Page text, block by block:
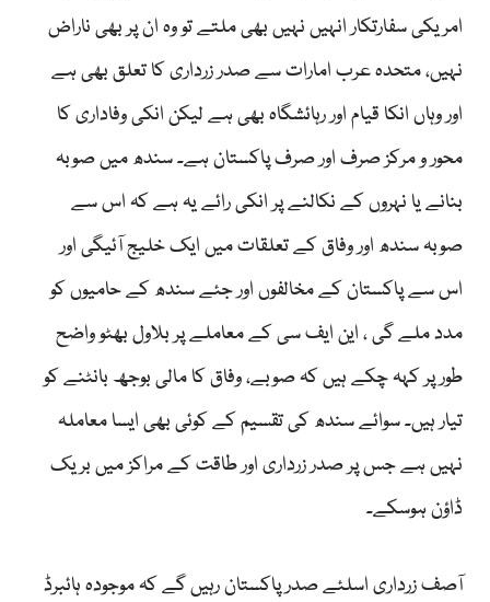
امریکی سفارتکار انہیں نہیں بھی ملتے تو وہ ان پر بھی ناراض
نہیں، متحدہ عرب امارات سے صدر زرداری کا تعلق بھی ہے
اور وہاں انکا قیام اور رہائشگاہ بھی ہے لیکن انکی وفاداری کا
محور و مرکز صرف اور صرف پاکستان ہے۔ سندھ میں صوبہ
بنانے یا نہروں کے نکالنے پر انکی رائے یہ ہے کہ اس سے
صوبہ سندھ اور وفاق کے تعلقات میں ایک خلیج آئیگی اور
اس سے پاکستان کے مخالفوں اور جئے سندھ کے حامیوں کو
مدد ملے گی ، این ایف سی کے معاملے پر بلاول بھٹو واضح
طور پر کہہ چکے ہیں کہ صوبے، وفاق کا مالی بوجھ بانٹنے کو
تیار ہیں۔ سوائے سندھ کی تقسیم کے کوئی بھی ایسا معاملہ
نہیں ہے جس پر صدر زرداری اور طاقت کے مراکز میں بریک
ڈاؤن ہوسکے۔
آصف زرداری اسلئے صدر پاکستان رہیں گے کہ موجودہ ہائبرڈ